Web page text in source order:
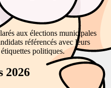
aux élections municipales
référencés avec leurs
politiques.
2026